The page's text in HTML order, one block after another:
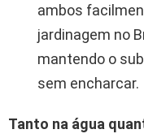
ambos
jardinagem no
mantendo o
sem encharcar.
Tanto na água